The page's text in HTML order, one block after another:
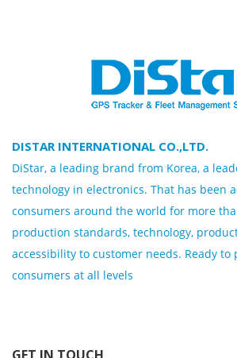
DISTAR INTERNATIONAL CO.,LTD.
DiStar, a leading brand from Korea, a
technology in electronics. That has been
consumers around the world for more
production standards, technology,
accessibility to customer needs. Ready to
consumers at all levels